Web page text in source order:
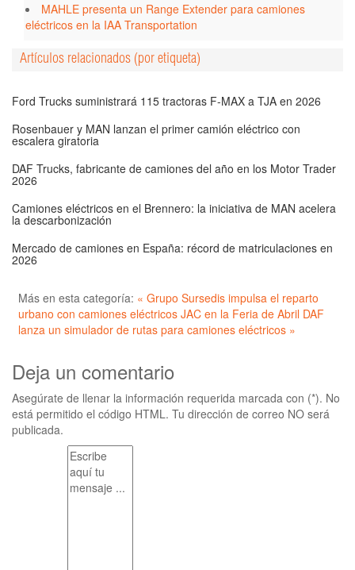
MAHLE presenta un Range Extender para camiones
eléctricos en la IAA Transportation
Artículos relacionados (por etiqueta)
Ford Trucks suministrará 115 tractoras F-MAX a TJA en 2026
Rosenbauer y MAN lanzan el primer camión eléctrico con
escalera giratoria
DAF Trucks, fabricante de camiones del año en los Motor Trader
2026
Camiones eléctricos en el Brennero: la iniciativa de MAN acelera
la descarbonización
Mercado de camiones en España: récord de matriculaciones en
2026
Más en esta categoría: « Grupo Sursedis impulsa el reparto
urbano con camiones eléctricos JAC en la Feria de Abril DAF
lanza un simulador de rutas para camiones eléctricos »
Deja un comentario
Asegúrate de llenar la información requerida marcada con (*). No
está permitido el código HTML. Tu dirección de correo NO será
publicada.